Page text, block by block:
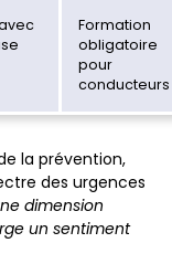
Formation
obligatoire
pour
conducteurs
la prévention,
des urgences
dimension
un sentiment